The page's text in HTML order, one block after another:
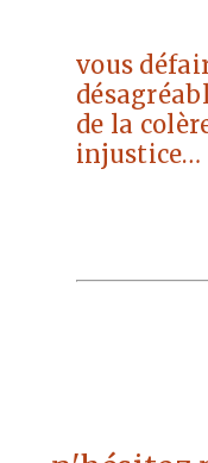
vous
de la
injustice…